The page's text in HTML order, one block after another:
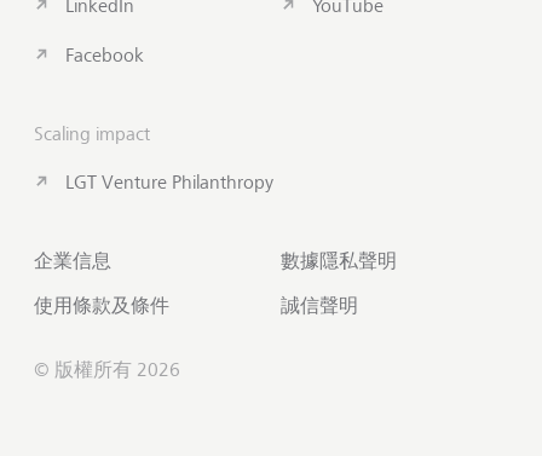
LinkedIn
Facebook
YouTube
Scaling impact
LGT Venture Philanthropy
企業信息
使用條款及條件
數據隱私聲明
誠信聲明
© 版權所有 2026